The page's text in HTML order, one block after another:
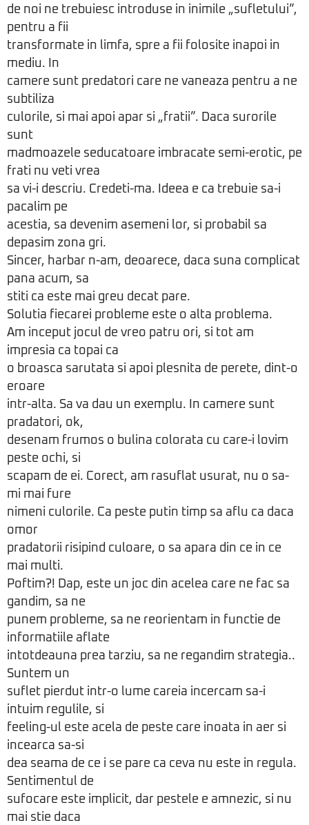
de noi ne trebuiesc introduse in inimile „sufletului”,
pentru a fii
transformate in limfa, spre a fii folosite inapoi in
mediu. In
camere sunt predatori care ne vaneaza pentru a ne
subtiliza
culorile, si mai apoi apar si „fratii”. Daca surorile
sunt
madmoazele seducatoare imbracate semi-erotic, pe
frati nu veti vrea
sa vi-i descriu. Credeti-ma. Ideea e ca trebuie sa-i
pacalim pe
acestia, sa devenim asemeni lor, si probabil sa
depasim zona gri.
Sincer, harbar n-am, deoarece, daca suna complicat
pana acum, sa
stiti ca este mai greu decat pare.
Solutia fiecarei probleme este o alta problema.
Am inceput jocul de vreo patru ori, si tot am
impresia ca topai ca
o broasca sarutata si apoi plesnita de perete, dint-o
eroare
intr-alta. Sa va dau un exemplu. In camere sunt
pradatori, ok,
desenam frumos o bulina colorata cu care-i lovim
peste ochi, si
scapam de ei. Corect, am rasuflat usurat, nu o sa-
mi mai fure
nimeni culorile. Ca peste putin timp sa aflu ca daca
omor
pradatorii risipind culoare, o sa apara din ce in ce
mai multi.
Poftim?! Dap, este un joc din acelea care ne fac sa
gandim, sa ne
punem probleme, sa ne reorientam in functie de
informatiile aflate
intotdeauna prea tarziu, sa ne regandim strategia..
Suntem un
suflet pierdut intr-o lume careia incercam sa-i
intuim regulile, si
feeling-ul este acela de peste care inoata in aer si
incearca sa-si
dea seama de ce i se pare ca ceva nu este in regula.
Sentimentul de
sufocare este implicit, dar pestele e amnezic, si nu
mai stie daca